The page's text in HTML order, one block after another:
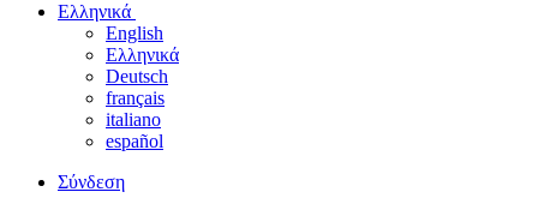
Ελληνικά
English
Ελληνικά
Deutsch
français
italiano
español
Σύνδεση